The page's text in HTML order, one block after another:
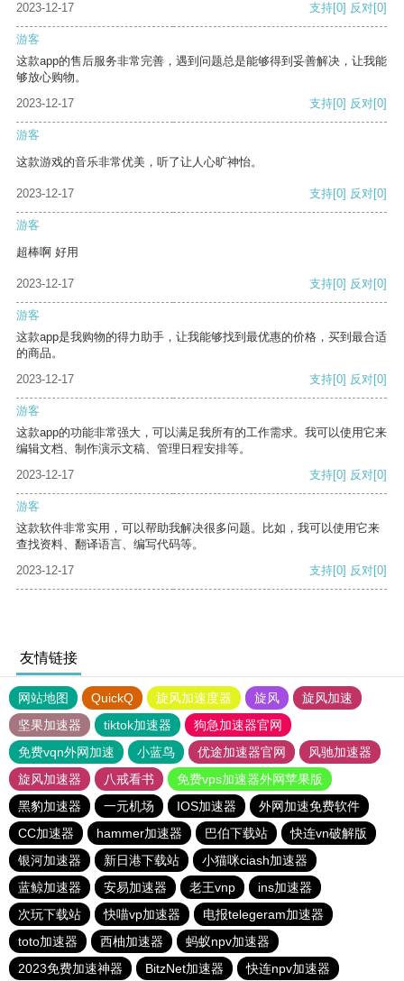
2023-12-17 支持[0] 反对[0]
游客
这款app的售后服务非常完善，遇到问题总是能够得到妥善解决，让我能
够放心购物。
2023-12-17
支持[0] 反对[0]
游客
这款游戏的音乐非常优美，听了让人心旷神怡。
2023-12-17 支持[0] 反对[0]
游客
超棒啊 好用
2023-12-17 支持[0] 反对[0]
游客
这款app是我购物的得力助手，让我能够找到最优惠的价格，买到最合适
的商品。
2023-12-17
支持[0] 反对[0]
游客
这款app的功能非常强大，可以满足我所有的工作需求。我可以使用它来
编辑文档、制作演示文稿、管理日程安排等。
2023-12-17
支持[0] 反对[0]
游客
这款软件非常实用，可以帮助我解决很多问题。比如，我可以使用它来
查找资料、翻译语言、编写代码等。
2023-12-17
支持[0] 反对[0]
友情链接
网站地图 QuickQ 旋风加速度器 旋风
旋风加速
坚果加速器
tiktok加速器
狗急加速器官网
免费vqn外网加速
小蓝鸟 优途加速器官网
风驰加速器
旋风加速器
八戒看书
免费vps加速器外网苹果版
黑豹加速器
一元机场 IOS加速器
外网加速免费软件
CC加速器
hammer加速器 巴伯下载站
快连vn破解版
银河加速器
新日港下载站
小猫咪ciash加速器
蓝鲸加速器
安易加速器 老王vnp
ins加速器
次玩下载站
快喵vp加速器
电报telegeram加速器
toto加速器
西柚加速器
蚂蚁npv加速器
2023免费加速神器
BitzNet加速器 快连npv加速器